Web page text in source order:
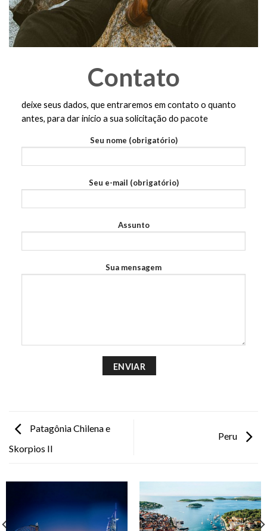
Contato
deixe seus dados, que entraremos em contato o quanto
antes, para dar inicio a sua solicitação do pacote
Seu nome (obrigatório)
Seu e-mail (obrigatório)
Assunto
Sua mensagem
Patagônia Chilena e
Skorpios II
Peru